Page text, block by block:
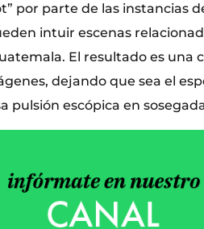
por parte de las instancias
intuir escenas
El resultado es una
dejando que sea el
pulsión escópica en